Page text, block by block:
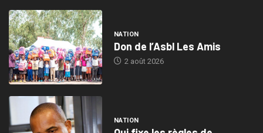
NATION
Don de l’Asbl Les Amis
2 août 2026
NATION